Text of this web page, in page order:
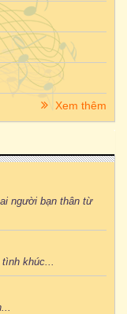
Xem thêm
người bạn thân từ
khúc...